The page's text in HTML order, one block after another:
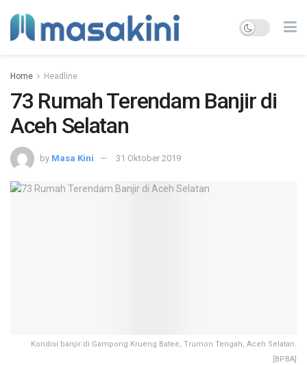
Home Headline
73 Rumah Terendam Banjir di
Aceh Selatan
by Masa Kini 31 Oktober 2019
Kondisi banjir di Gampong Krueng Batee, Trumon Tengah, Aceh Selatan.
[BPBA]